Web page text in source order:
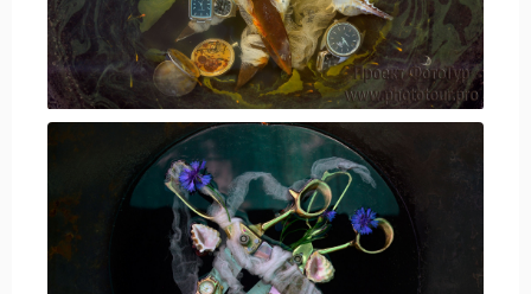
Статьи